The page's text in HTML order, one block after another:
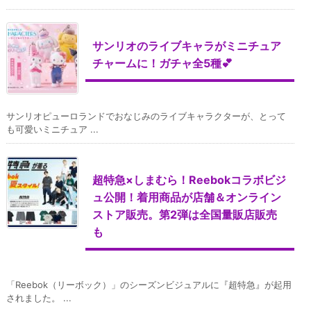
サンリオのライブキャラがミニチュア
チャームに！ガチャ全5種💕
サンリオピューロランドでおなじみのライブキャラクターが、とって
も可愛いミニチュア ...
超特急×しまむら！Reebokコラボビジ
ュ公開！着用商品が店舗＆オンライン
ストア販売。第2弾は全国量販店販売
も
「Reebok（リーボック）」のシーズンビジュアルに『超特急』が起用
されました。 ...